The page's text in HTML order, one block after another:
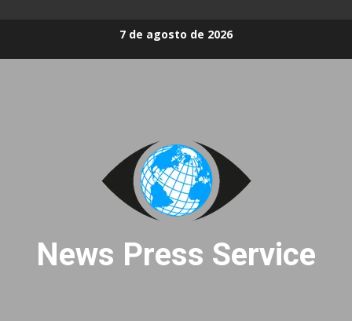
7 de agosto de 2026
News Press Service